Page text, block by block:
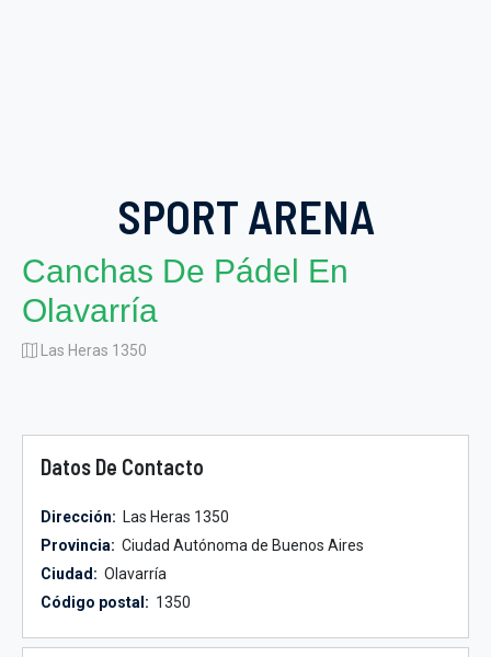
SPORT ARENA
Canchas De Pádel En
Olavarría
Las Heras 1350
Datos De Contacto
Dirección: Las Heras 1350
Provincia: Ciudad Autónoma de Buenos Aires
Ciudad: Olavarría
Código postal: 1350